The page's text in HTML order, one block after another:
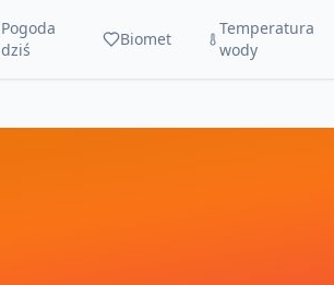
Pogoda
dziś
Biomet
Temperatura
wody